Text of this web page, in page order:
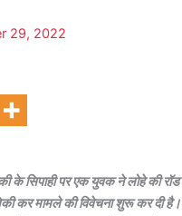
29, 2022
के सिपाही पर एक युवक ने लोहे की
कर मामले की विवेचना शुरू कर दी